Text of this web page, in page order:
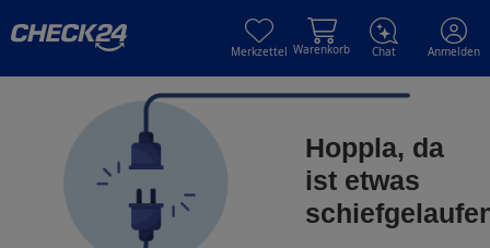
Merkzettel Warenkorb Chat Anmelden
Hoppla, da
ist etwas